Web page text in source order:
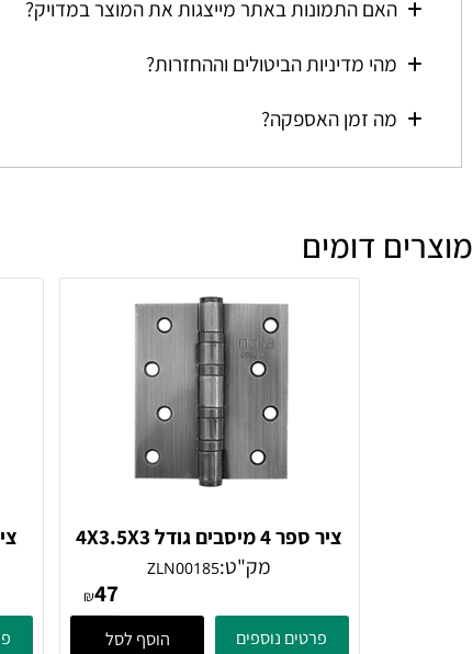
האם התמונות באתר מייצגות את המוצר במדויק?
מהי מדיניות הביטולים וההחזרות?
מה זמן האספקה?
ציר ספר 4 מיסבים גודל 4X3.5X3
ניקל מוברש
מק"ט:ZLN00185